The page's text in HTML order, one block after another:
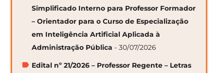
Simplificado Interno para Professor Formador
– Orientador para o Curso de Especialização
em Inteligência Artificial Aplicada à
Administração Pública - 30/07/2026
Edital nº 21/2026 – Professor Regente – Letras